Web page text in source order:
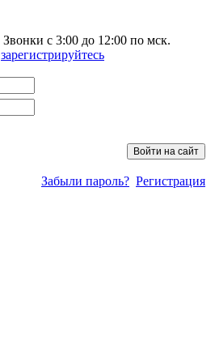
Звонки с 3:00 до 12:00 по мск.
зарегистрируйтесь
Забыли пароль? Регистрация